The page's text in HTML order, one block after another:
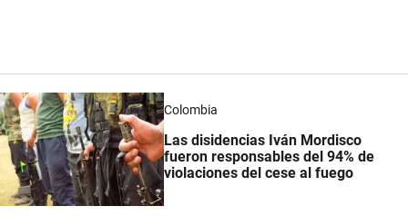
Colombia
Las disidencias Iván Mordisco
fueron responsables del 94% de
violaciones del cese al fuego